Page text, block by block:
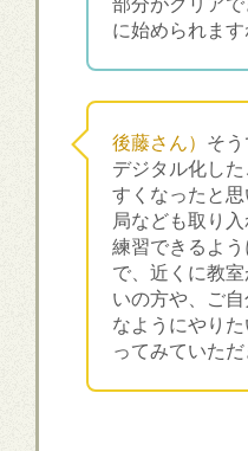
に始められます
後藤さん） そ
デジタル化し
すくなったと
局なども取り
練習できるよ
で、近くに教
いの方や、ご
なようにやり
ってみていただ